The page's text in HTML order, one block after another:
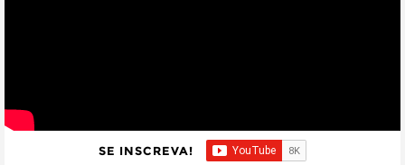
SE INSCREVA!